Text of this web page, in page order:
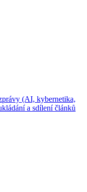
(AI, kybernetika,
a sdílení článků